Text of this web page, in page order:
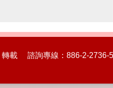
轉載 諮詢專線：886-2-